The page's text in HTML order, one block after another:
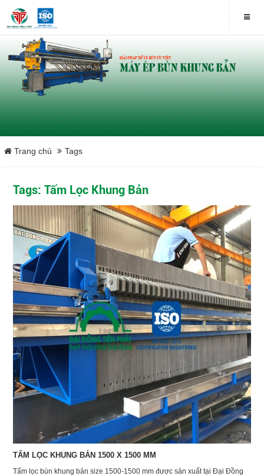
Trang chủ Tags
Tags: Tấm Lọc Khung Bản
TẤM LỌC KHUNG BẢN 1500 X 1500 MM
Tấm lọc bùn khung bản size 1500-1500 mm được sản xuất tại Đại Đồng